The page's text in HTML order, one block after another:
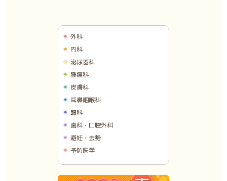
外科
内科
泌尿器科
腫瘍科
皮膚科
耳鼻咽喉科
眼科
歯科・口腔外科
避妊・去勢
予防医学